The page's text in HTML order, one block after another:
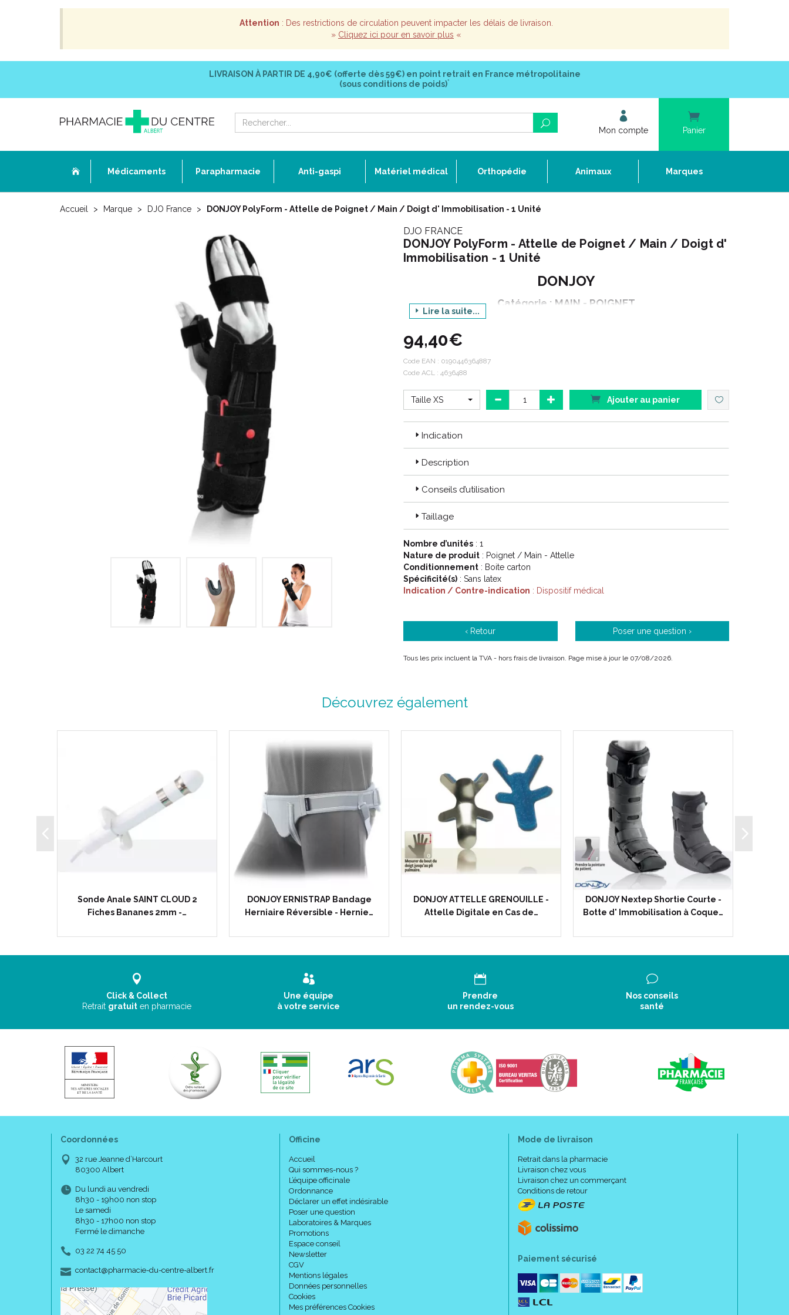
Attention : Des restrictions de circulation peuvent impacter les délais de livraison.
» Cliquez ici pour en savoir plus «
LIVRAISON À PARTIR DE 4,90€ (offerte dès 59€) en point retrait en France métropolitaine
(sous conditions de poids)*
Mon compte Panier
Médicaments Parapharmacie Anti-gaspi Matériel médical Orthopédie Animaux Marques
Accueil Marque DJO France DONJOY PolyForm - Attelle de Poignet / Main / Doigt d' Immobilisation - 1 Unité
DJO FRANCE
DONJOY PolyForm - Attelle de Poignet / Main / Doigt d'
Immobilisation - 1 Unité
DONJOY
Catégorie : MAIN - POIGNET
Lire la suite...
94,40€
Code EAN : 0190446364887
Code ACL : 4636488
Taille XS Ajouter au panier
Indication
Description
Conseils d’utilisation
Taillage
Nombre d’unités : 1
Nature de produit : Poignet / Main - Attelle
Conditionnement : Boite carton
Spécificité(s) : Sans latex
Indication / Contre-indication : Dispositif médical
‹ Retour Poser une question ›
Tous les prix incluent la TVA - hors frais de livraison. Page mise à jour le 07/08/2026.
Découvrez également
Sonde Anale SAINT CLOUD 2
Fiches Bananes 2mm -…
DONJOY ERNISTRAP Bandage
Herniaire Réversible - Hernie…
DONJOY ATTELLE GRENOUILLE -
Attelle Digitale en Cas de…
DONJOY Nextep Shortie Courte -
Botte d' Immobilisation à Coque…
Click & Collect
Retrait gratuit en pharmacie
Une équipe
à votre service
Prendre
un rendez-vous
Nos conseils
santé
Coordonnées
32 rue Jeanne d’Harcourt
80300 Albert
Du lundi au vendredi
8h30 - 19h00 non stop
Le samedi
8h30 - 17h00 non stop
Fermé le dimanche
03 22 74 45 50
contact-
@-
pharmacie-du-centre-albert.fr
Officine
Accueil
Qui sommes-nous ?
L’équipe officinale
Ordonnance
Déclarer un effet indésirable
Poser une question
Laboratoires & Marques
Promotions
Espace conseil
Newsletter
CGV
Mentions légales
Données personnelles
Cookies
Mes préférences Cookies
Mode de livraison
Retrait dans la pharmacie
Livraison chez vous
Livraison chez un commerçant
Conditions de retour
Paiement sécurisé